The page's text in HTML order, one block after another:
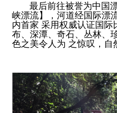
最后前往被誉为中国漂
峡漂流】，河道经国际漂
内首家 采用权威认证国际
布、深潭、奇石、丛林、
色之美令人为 之惊叹，自